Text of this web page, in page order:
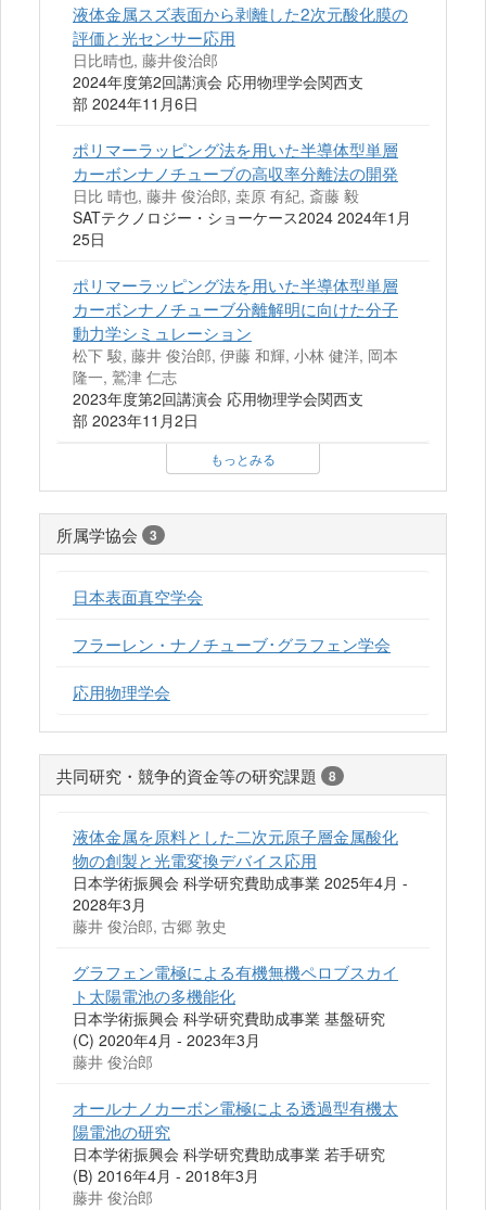
液体金属スズ表面から剥離した2次元酸化膜の
評価と光センサー応用
日比晴也, 藤井俊治郎
2024年度第2回講演会 応用物理学会関西支
部 2024年11月6日
ポリマーラッピング法を用いた半導体型単層
カーボンナノチューブの高収率分離法の開発
日比 晴也, 藤井 俊治郎, 桒原 有紀, 斎藤 毅
SATテクノロジー・ショーケース2024 2024年1月
25日
ポリマーラッピング法を用いた半導体型単層
カーボンナノチューブ分離解明に向けた分子
動力学シミュレーション
松下 駿, 藤井 俊治郎, 伊藤 和輝, 小林 健洋, 岡本
隆一, 鷲津 仁志
2023年度第2回講演会 応用物理学会関西支
部 2023年11月2日
もっとみる
所属学協会 3
日本表面真空学会
フラーレン・ナノチューブ･グラフェン学会
応用物理学会
共同研究・競争的資金等の研究課題 8
液体金属を原料とした二次元原子層金属酸化
物の創製と光電変換デバイス応用
日本学術振興会 科学研究費助成事業 2025年4月 -
2028年3月
藤井 俊治郎, 古郷 敦史
グラフェン電極による有機無機ペロブスカイ
ト太陽電池の多機能化
日本学術振興会 科学研究費助成事業 基盤研究
(C) 2020年4月 - 2023年3月
藤井 俊治郎
オールナノカーボン電極による透過型有機太
陽電池の研究
日本学術振興会 科学研究費助成事業 若手研究
(B) 2016年4月 - 2018年3月
藤井 俊治郎